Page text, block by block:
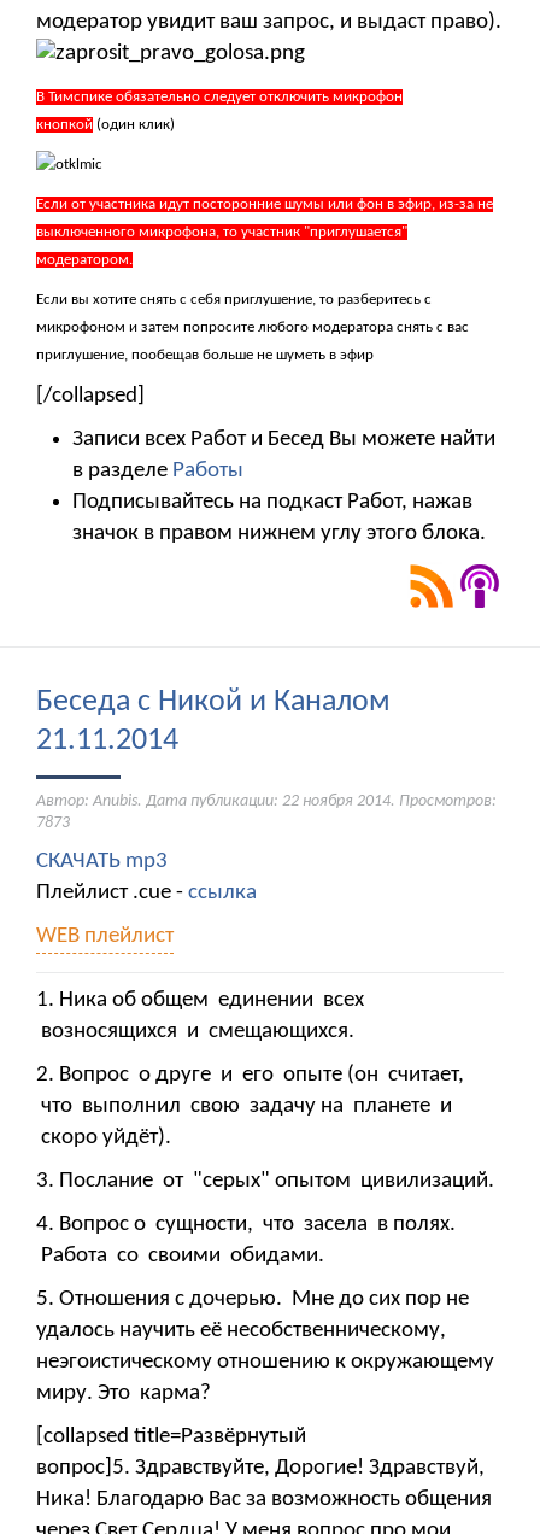
модератор увидит ваш запрос, и выдаст право).
В Тимспике обязательно следует отключить микрофон
кнопкой (один клик)
Если от участника идут посторонние шумы или фон в эфир, из-за не
выключенного микрофона, то участник "приглушается"
модератором.
Если вы хотите снять с себя приглушение, то разберитесь с
микрофоном и затем попросите любого модератора снять с вас
приглушение, пообещав больше не шуметь в эфир
[/collapsed]
Записи всех Работ и Бесед Вы можете найти
в разделе Работы
Подписывайтесь на подкаст Работ, нажав
значок в правом нижнем углу этого блока.
Беседа с Никой и Каналом
21.11.2014
Автор: Anubis. Дата публикации: 22 ноября 2014. Просмотров:
7873
СКАЧАТЬ mp3
Плейлист .cue - ссылка
WEB плейлист
1. Ника об общем единении всех
возносящихся и смещающихся.
2. Вопрос о друге и его опыте (он считает,
что выполнил свою задачу на планете и
скоро уйдёт).
3. Послание от "серых" опытом цивилизаций.
4. Вопрос о сущности, что засела в полях.
Работа со своими обидами.
5. Отношения с дочерью. Мне до сих пор не
удалось научить её несобственническому,
неэгоистическому отношению к окружающему
миру. Это карма?
[collapsed title=Развёрнутый
вопрос]5. Здравствуйте, Дорогие! Здравствуй,
Ника! Благодарю Вас за возможность общения